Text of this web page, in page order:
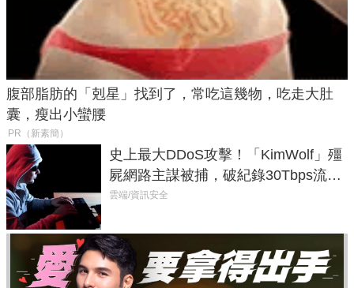
腹部脂肪的「剋星」找到了，常吃這幾物，吃走大肚
囊，瘦出小蠻腰
PR（新素簡）
史上最大DDoS攻擊！「KimWolf」殭
屍網路主謀被捕，破紀錄30Tbps流量
癱瘓全球！
雲端/資訊安全